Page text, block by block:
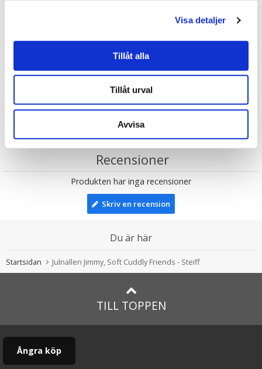
Visa detaljer
Tillåt alla
Tillåt urval
Avvisa
Upptäck mer
Till barnet/Till nyfödd
Teddybjörnar
Recensioner
Produkten har inga recensioner
Skriv en recension
Du är här
Startsidan Julnallen Jimmy, Soft Cuddly Friends - Steiff
TILL TOPPEN
Ångra köp